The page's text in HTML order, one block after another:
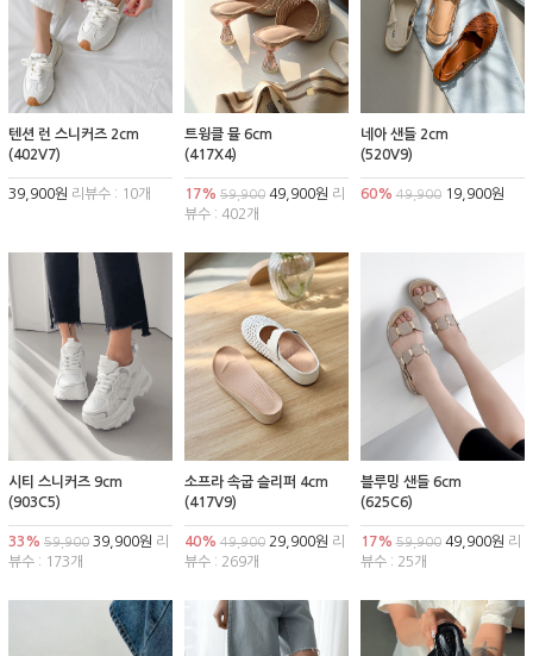
텐션 런 스니커즈 2cm
(402V7)
39,900원 리뷰수 : 10개
트윙클 뮬 6cm
(417X4)
17% 59,90049,900원 리
뷰수 : 402개
네아 샌들 2cm
(520V9)
60% 49,90019,900원
시티 스니커즈 9cm
(903C5)
33% 59,900 39,900원 리
뷰수 : 173개
소프라 속굽 슬리퍼 4cm
(417V9)
40% 49,90029,900원 리
뷰수 : 269개
블루밍 샌들 6cm
(625C6)
17% 59,90049,900원 리
뷰수 : 25개